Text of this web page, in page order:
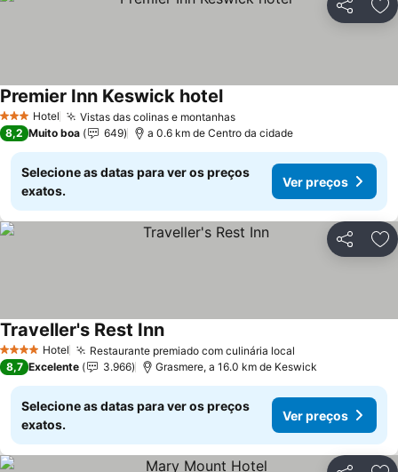
Partilhar
3 EstrelasHotel Vistas das colinas e montanhas
Premier Inn Keswick hotel
8,2 Muito boa 649 a 0.6 km de Centro da cidade
Selecione as datas para ver os preços
exatos.
Ver preços
Partilhar
4 EstrelasHotel Restaurante premiado com culinária local
Traveller's Rest Inn
8,7 Excelente 3.966 Grasmere, a 16.0 km de Keswick
Selecione as datas para ver os preços
exatos.
Ver preços